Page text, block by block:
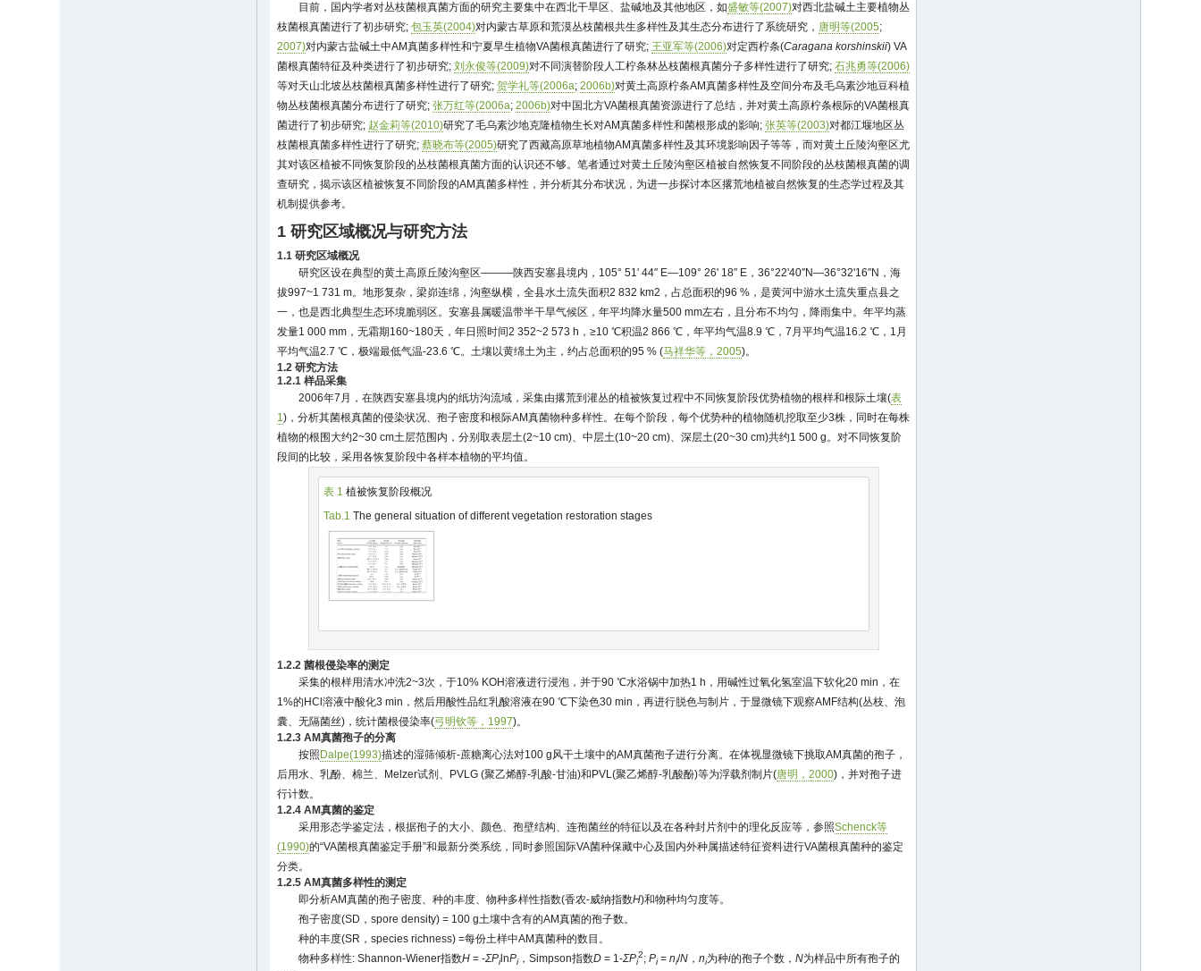
目前，国内学者对丛枝菌根真菌方面的研究主要集中在西北干旱区、盐碱地及其他地区，如盛敏等(2007)对西北盐碱土主要植物丛
枝菌根真菌进行了初步研究;包玉英(2004)对内蒙古草原和荒漠丛枝菌根共生多样性及其生态分布进行了系统研究， 唐明等(2005;
2007)对内蒙古盐碱土中AM真菌多样性和宁夏旱生植物VA菌根真菌进行了研究; 王亚军等(2006)对定西柠条(Caragana korshinskii) VA
菌根真菌特征及种类进行了初步研究;刘永俊等(2009)对不同演替阶段人工柠条林丛枝菌根真菌分子多样性进行了研究;石兆勇等(2006)
等对天山北坡丛枝菌根真菌多样性进行了研究;贺学礼等(2006a;2006b)对黄土高原柠条AM真菌多样性及空间分布及毛乌素沙地豆科植
物丛枝菌根真菌分布进行了研究;张万红等(2006a;2006b)对中国北方VA菌根真菌资源进行了总结，并对黄土高原柠条根际的VA菌根真
菌进行了初步研究; 赵金莉等(2010)研究了毛乌素沙地克隆植物生长对AM真菌多样性和菌根形成的影响;张英等(2003)对都江堰地区丛
枝菌根真菌多样性进行了研究;蔡晓布等(2005)研究了西藏高原草地植物AM真菌多样性及其环境影响因子等等，而对黄土丘陵沟壑区尤
其对该区植被不同恢复阶段的丛枝菌根真菌方面的认识还不够。笔者通过对黄土丘陵沟壑区植被自然恢复不同阶段的丛枝菌根真菌的调
查研究，揭示该区植被恢复不同阶段的AM真菌多样性，并分析其分布状况，为进一步探讨本区撂荒地植被自然恢复的生态学过程及其
机制提供参考。
1 研究区域概况与研究方法
1.1 研究区域概况
研究区设在典型的黄土高原丘陵沟壑区———陕西安塞县境内，105° 51' 44″ E—109° 26' 18″ E，36°22'40″N—36°32'16″N，海
拔997~1 731 m。地形复杂，梁峁连绵，沟壑纵横，全县水土流失面积2 832 km2，占总面积的96 %，是黄河中游水土流失重点县之
一，也是西北典型生态环境脆弱区。安塞县属暖温带半干旱气候区，年平均降水量500 mm左右，且分布不均匀，降雨集中。年平均蒸
发量1 000 mm，无霜期160~180天，年日照时间2 352~2 573 h，≥10 ℃积温2 866 ℃，年平均气温8.9 ℃，7月平均气温16.2 ℃，1月
平均气温2.7 ℃，极端最低气温-23.6 ℃。土壤以黄绵土为主，约占总面积的95 % (马祥华等，2005)。
1.2 研究方法
1.2.1 样品采集
2006年7月，在陕西安塞县境内的纸坊沟流域，采集由撂荒到灌丛的植被恢复过程中不同恢复阶段优势植物的根样和根际土壤(表
1)，分析其菌根真菌的侵染状况、孢子密度和根际AM真菌物种多样性。在每个阶段，每个优势种的植物随机挖取至少3株，同时在每株
植物的根围大约2~30 cm土层范围内，分别取表层土(2~10 cm)、中层土(10~20 cm)、深层土(20~30 cm)共约1 500 g。对不同恢复阶
段间的比较，采用各恢复阶段中各样本植物的平均值。
表 1 植被恢复阶段概况
Tab.1 The general situation of different vegetation restoration stages
1.2.2 菌根侵染率的测定
采集的根样用清水冲洗2~3次，于10% KOH溶液进行浸泡，并于90 ℃水浴锅中加热1 h，用碱性过氧化氢室温下软化20 min，在
1%的HCl溶液中酸化3 min，然后用酸性品红乳酸溶液在90 ℃下染色30 min，再进行脱色与制片，于显微镜下观察AMF结构(丛枝、泡
囊、无隔菌丝)，统计菌根侵染率(弓明钦等，1997)。
1.2.3 AM真菌孢子的分离
按照 Dalpe(1993)描述的湿筛倾析-蔗糖离心法对100 g风干土壤中的AM真菌孢子进行分离。在体视显微镜下挑取AM真菌的孢子，
后用水、乳酚、棉兰、Melzer试剂、PVLG (聚乙烯醇-乳酸-甘油)和PVL(聚乙烯醇-乳酸酚)等为浮载剂制片(唐明，2000)，并对孢子进
行计数。
1.2.4 AM真菌的鉴定
采用形态学鉴定法，根据孢子的大小、颜色、孢壁结构、连孢菌丝的特征以及在各种封片剂中的理化反应等，参照Schenck等
(1990)的“VA菌根真菌鉴定手册”和最新分类系统，同时参照国际VA菌种保藏中心及国内外种属描述特征资料进行VA菌根真菌种的鉴定
分类。
1.2.5 AM真菌多样性的测定
即分析AM真菌的孢子密度、种的丰度、物种多样性指数(香农-威纳指数H)和物种均匀度等。
孢子密度(SD，spore density) = 100 g土壤中含有的AM真菌的孢子数。
种的丰度(SR，species richness) =每份土样中AM真菌种的数目。
物种多样性: Shannon-Wiener指数H = -ΣPilnPi，Simpson指数D = 1-ΣPi
2;Pi=ni/N ，ni为种i的孢子个数，N为样品中所有孢子的